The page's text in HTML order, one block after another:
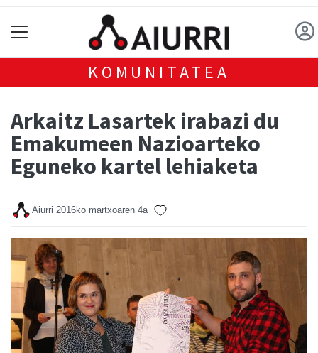
KOMUNITATEA
Arkaitz Lasartek irabazi du
Emakumeen Nazioarteko
Eguneko kartel lehiaketa
Aiurri 2016ko martxoaren 4a